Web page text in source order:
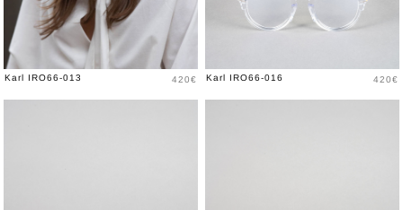
Karl IRO66-013 Prix
420€ Karl IRO66-016 Prix
420€